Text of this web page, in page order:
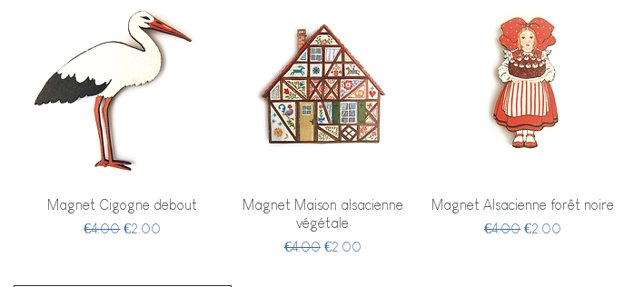
クイックビュー
Magnet Cigogne debout
通常価格
€4.00 セール価格
€2.00
クイックビュー
Magnet Maison alsacienne
végétale
通常価格
€4.00 セール価格
€2.00
クイックビュー
Magnet Alsacienne forêt noire
通常価格
€4.00 セール価格
€2.00